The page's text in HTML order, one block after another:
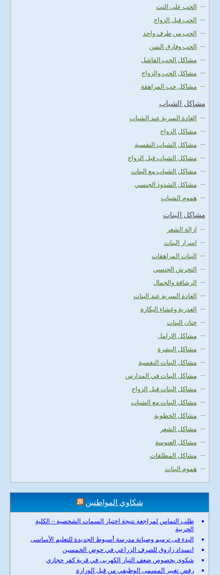
الحب على النت
الحب قبل الزواج
الحب من طرف واحد
الحب وفارق السن
مشاكل الحب الفاشل
مشاكل الحب والزواج
مشاكل حب المراهقة
مشاكل الشباب
العادة السرية عند الشباب
مشاكل الزواج
مشاكل الشباب النفسية
مشاكل الشباب قبل الزواج
مشاكل الشباب مع البنات
مشاكل الشذوذ الجنسي
هموم الشباب
مشاكل البنات
ازالة الشعر
اسرار البنات
البنات المراهقات
التحرش الجنسي
الرشاقة والجمال
العادة السرية عند البنات
العذرية وغشاء البكارة
ختان البنات
مشاكل الارامل
مشاكل البشرة
مشاكل البنات النفسية
مشاكل البنات في المدارس
مشاكل البنات قبل الزواج
مشاكل البنات مع الشباب
مشاكل الخطوبة
مشاكل الشعر
مشاكل العنوسة
مشاكل المطلقات
هموم البنات
شكاوي المواطنين
طلب التماس لمراجعة نتيجة اختبار السمات الشخصية – الكلية
الحربية
البدء فى ترميم وصيانة مدرسة أسيوط الجديدة للتعليم الأساسى
انسداد زاروق للصرف الزراعي في حوض الخمسين
شكوى بخصوص ضعف التيار الكهربى في قرية كفر حجازي
رفض تغيير المسمى الوظيفي من قبل الوزارة